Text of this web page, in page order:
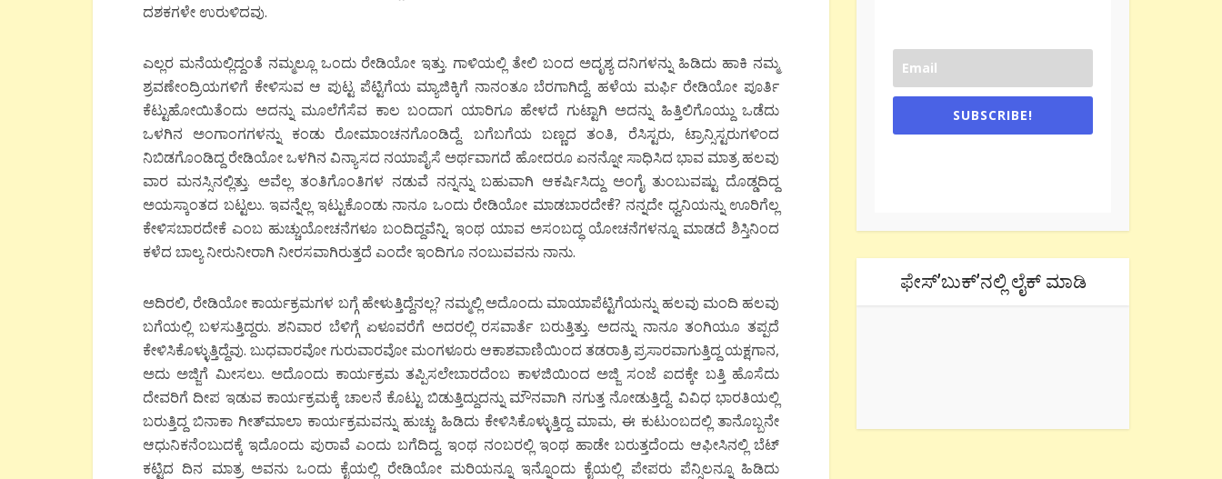
ದಶಕಗಳೇ ಉರುಳಿದವು.
ಎಲ್ಲರ ಮನೆಯಲ್ಲಿದ್ದಂತೆ ನಮ್ಮಲ್ಲೂ ಒಂದು ರೇಡಿಯೋ ಇತ್ತು. ಗಾಳಿಯಲ್ಲಿ ತೇಲಿ ಬಂದ ಅದೃಶ್ಯ ದನಿಗಳನ್ನು ಹಿಡಿದು ಹಾಕಿ ನಮ್ಮ
ಶ್ರವಣೇಂದ್ರಿಯಗಳಿಗೆ ಕೇಳಿಸುವ ಆ ಪುಟ್ಟ ಪೆಟ್ಟಿಗೆಯ ಮ್ಯಾಜಿಕ್ಕಿಗೆ ನಾನಂತೂ ಬೆರಗಾಗಿದ್ದೆ. ಹಳೆಯ ಮರ್ಫಿ ರೇಡಿಯೋ ಪೂರ್ತಿ
ಕೆಟ್ಟುಹೋಯಿತೆಂದು ಅದನ್ನು ಮೂಲೆಗೆಸೆವ ಕಾಲ ಬಂದಾಗ ಯಾರಿಗೂ ಹೇಳದೆ ಗುಟ್ಟಾಗಿ ಅದನ್ನು ಹಿತ್ತಿಲಿಗೊಯ್ದು ಒಡೆದು
ಒಳಗಿನ ಅಂಗಾಂಗಗಳನ್ನು ಕಂಡು ರೋಮಾಂಚನಗೊಂಡಿದ್ದೆ. ಬಗೆಬಗೆಯ ಬಣ್ಣದ ತಂತಿ, ರೆಸಿಸ್ಟರು, ಟ್ರಾನ್ಸಿಸ್ಟರುಗಳಿಂದ
ನಿಬಿಡಗೊಂಡಿದ್ದ ರೇಡಿಯೋ ಒಳಗಿನ ವಿನ್ಯಾಸದ ನಯಾಪೈಸೆ ಅರ್ಥವಾಗದೆ ಹೋದರೂ ಏನನ್ನೋ ಸಾಧಿಸಿದ ಭಾವ ಮಾತ್ರ ಹಲವು
ವಾರ ಮನಸ್ಸಿನಲ್ಲಿತ್ತು. ಅವೆಲ್ಲ ತಂತಿಗೊಂತಿಗಳ ನಡುವೆ ನನ್ನನ್ನು ಬಹುವಾಗಿ ಆಕರ್ಷಿಸಿದ್ದು ಅಂಗೈ ತುಂಬುವಷ್ಟು ದೊಡ್ಡದಿದ್ದ
ಅಯಸ್ಕಾಂತದ ಬಟ್ಟಲು. ಇವನ್ನೆಲ್ಲ ಇಟ್ಟುಕೊಂಡು ನಾನೂ ಒಂದು ರೇಡಿಯೋ ಮಾಡಬಾರದೇಕೆ? ನನ್ನದೇ ಧ್ವನಿಯನ್ನು ಊರಿಗೆಲ್ಲ
ಕೇಳಿಸಬಾರದೇಕೆ ಎಂಬ ಹುಚ್ಚುಯೋಚನೆಗಳೂ ಬಂದಿದ್ದವೆನ್ನಿ. ಇಂಥ ಯಾವ ಅಸಂಬದ್ಧ ಯೋಚನೆಗಳನ್ನೂ ಮಾಡದೆ ಶಿಸ್ತಿನಿಂದ
ಕಳೆದ ಬಾಲ್ಯ ನೀರುನೀರಾಗಿ ನೀರಸವಾಗಿರುತ್ತದೆ ಎಂದೇ ಇಂದಿಗೂ ನಂಬುವವನು ನಾನು.
ಅದಿರಲಿ, ರೇಡಿಯೋ ಕಾರ್ಯಕ್ರಮಗಳ ಬಗ್ಗೆ ಹೇಳುತ್ತಿದ್ದೆನಲ್ಲ? ನಮ್ಮಲ್ಲಿ ಅದೊಂದು ಮಾಯಾಪೆಟ್ಟಿಗೆಯನ್ನು ಹಲವು ಮಂದಿ ಹಲವು
ಬಗೆಯಲ್ಲಿ ಬಳಸುತ್ತಿದ್ದರು. ಶನಿವಾರ ಬೆಳಿಗ್ಗೆ ಏಳೂವರೆಗೆ ಅದರಲ್ಲಿ ರಸವಾರ್ತೆ ಬರುತ್ತಿತ್ತು. ಅದನ್ನು ನಾನೂ ತಂಗಿಯೂ ತಪ್ಪದೆ
ಕೇಳಿಸಿಕೊಳ್ಳುತ್ತಿದ್ದೆವು. ಬುಧವಾರವೋ ಗುರುವಾರವೋ ಮಂಗಳೂರು ಆಕಾಶವಾಣಿಯಿಂದ ತಡರಾತ್ರಿ ಪ್ರಸಾರವಾಗುತ್ತಿದ್ದ ಯಕ್ಷಗಾನ,
ಅದು ಅಜ್ಜಿಗೆ ಮೀಸಲು. ಅದೊಂದು ಕಾರ್ಯಕ್ರಮ ತಪ್ಪಿಸಲೇಬಾರದೆಂಬ ಕಾಳಜಿಯಿಂದ ಅಜ್ಜಿ ಸಂಜೆ ಐದಕ್ಕೇ ಬತ್ತಿ ಹೊಸೆದು
ದೇವರಿಗೆ ದೀಪ ಇಡುವ ಕಾರ್ಯಕ್ರಮಕ್ಕೆ ಚಾಲನೆ ಕೊಟ್ಟು ಬಿಡುತ್ತಿದ್ದುದನ್ನು ಮೌನವಾಗಿ ನಗುತ್ತ ನೋಡುತ್ತಿದ್ದೆ. ವಿವಿಧ ಭಾರತಿಯಲ್ಲಿ
ಬರುತ್ತಿದ್ದ ಬಿನಾಕಾ ಗೀತ್‍ಮಾಲಾ ಕಾರ್ಯಕ್ರಮವನ್ನು ಹುಚ್ಚು ಹಿಡಿದು ಕೇಳಿಸಿಕೊಳ್ಳುತ್ತಿದ್ದ ಮಾಮ, ಈ ಕುಟುಂಬದಲ್ಲಿ ತಾನೊಬ್ಬನೇ
ಆಧುನಿಕನೆಂಬುದಕ್ಕೆ ಇದೊಂದು ಪುರಾವೆ ಎಂದು ಬಗೆದಿದ್ದ. ಇಂಥ ನಂಬರಲ್ಲಿ ಇಂಥ ಹಾಡೇ ಬರುತ್ತದೆಂದು ಆಫೀಸಿನಲ್ಲಿ ಬೆಟ್
ಕಟ್ಟಿದ ದಿನ ಮಾತ್ರ ಅವನು ಒಂದು ಕೈಯಲ್ಲಿ ರೇಡಿಯೋ ಮರಿಯನ್ನೂ ಇನ್ನೊಂದು ಕೈಯಲ್ಲಿ ಪೇಪರು ಪೆನ್ಸಿಲನ್ನೂ ಹಿಡಿದು
SUBSCRIBE!
ಫೇಸ್’ಬುಕ್’ನಲ್ಲಿ ಲೈಕ್ ಮಾಡಿ